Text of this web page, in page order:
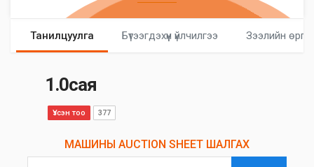
Танилцуулга Бүтээгдэхүүн үйлчилгээ Зээлийн
1.0сая
Үзсэн тоо 377
МАШИНЫ AUCTION SHEET ШАЛГАХ